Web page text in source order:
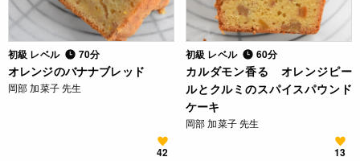
初級 レベル 70分
オレンジのバナナブレッド
岡部 加菜子 先生
42
初級 レベル 60分
カルダモン香る オレンジピー
ルとクルミのスパイスパウンド
ケーキ
岡部 加菜子 先生
13